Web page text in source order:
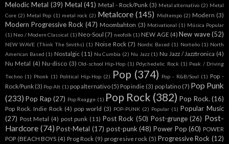
Melodic Metal (39) Metal (41) Metal - Rock/Punk (3) Metal alternativo (2) Metal
Core (2) Metal Pop (1) metal rock (2) Metalcore (145) Midtempo (2) Modern (3)
Modern Progressive Rock (47) Moombahton (3) Motivational (1) Música Popular
(1) Neo / Modern Classical (1) Neo-Soul (7) neofolk (1) NEW AGE (4) New wave (52)
NEW WAVE (Think The Smiths) (1) Noise Rock (7) Nordic Based (1) Norteño (1) North
American Based (1) Nostalgic (11) Nu Cumbia (2) Nu Jazz (1) Nu Jazz / Jazztronica (4)
Nu Metal (4) Nu-disco (3) Old-school Hip-Hop (1) Pdychedelic Rock (1) Peak / Driving
Techno (1) Phonk (1) Political Hip-Hop (2) Pop (374) Pop - R&B/Soul (1) Pop -
Rock/Punk (3) Pop Alt (1) pop alternativo (5) Pop indie (3) pop latino (7) Pop Punk
(233) Pop Rap (27) Pop Reagge (1) Pop Rock (382) Pop Rock. (16)
Pop Rock. Indie Rock (4) pop world (3) POP-PUNK (2) Popular (1) Popular Music
(27) Post Metal (4) post punk (11) Post Rock (50) Post-grunge (26) Post-
Hardcore (74) Post-Metal (17) post-punk (48) Power Pop (60) POWER
POP (BEACH BOYS (4) Prog Rock (9) progresive rock (5) Progressive Rock (12)